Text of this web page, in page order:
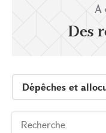
Des
Dépêches et